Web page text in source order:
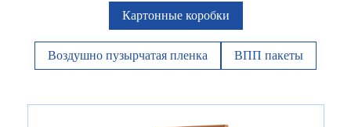
Картонные коробки
Воздушно пузырчатая пленка ВПП пакеты